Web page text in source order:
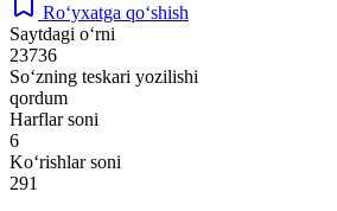
Ro‘yxatga qo‘shish
Saytdagi o‘rni
23736
So‘zning teskari yozilishi
qordum
Harflar soni
6
Ko‘rishlar soni
291